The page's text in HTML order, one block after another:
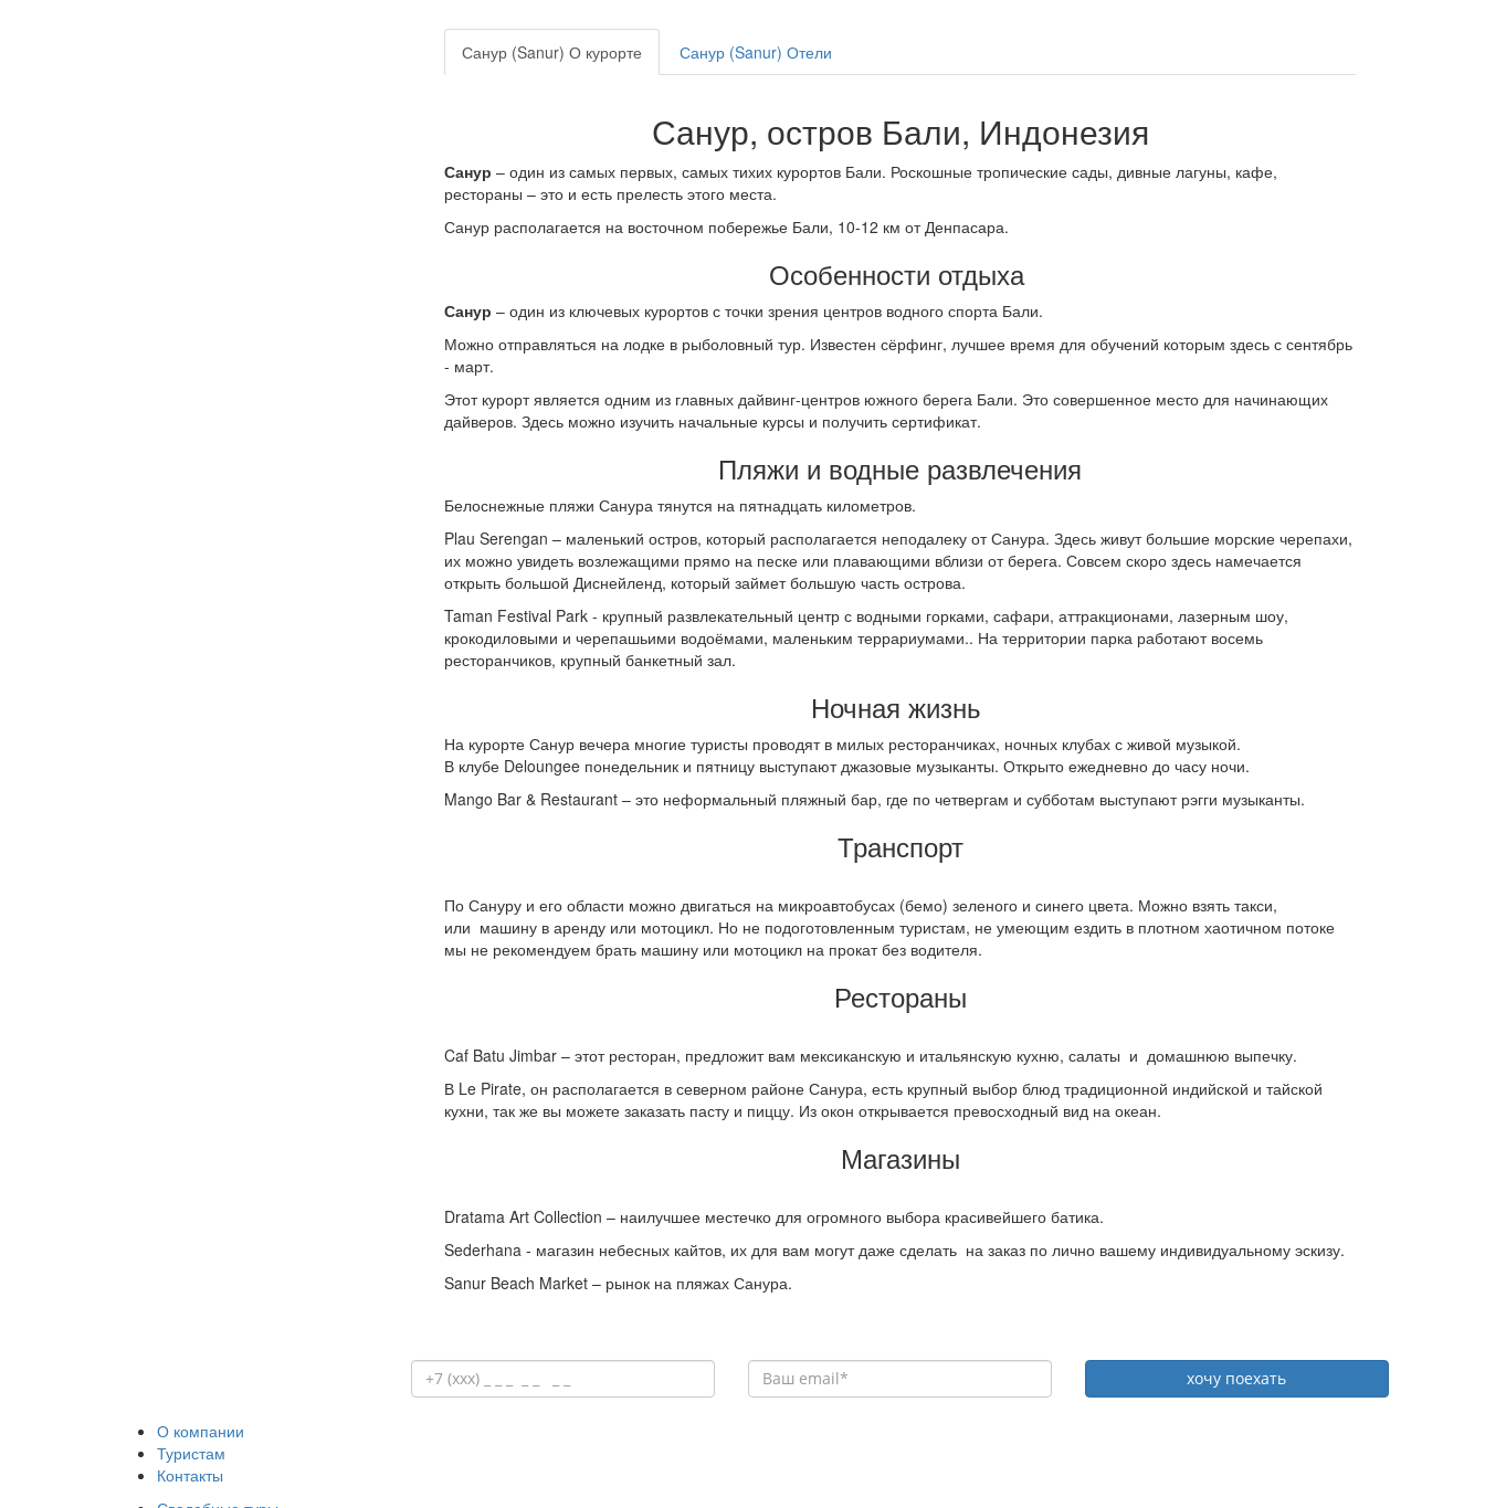
Санур (Sanur) О курорте Санур (Sanur) Отели
Санур, остров Бали, Индонезия
Санур – один из самых первых, самых тихих курортов Бали. Роскошные тропические сады, дивные лагуны, кафе,
рестораны – это и есть прелесть этого места.
Санур располагается на восточном побережье Бали, 10-12 км от Денпасара.
Особенности отдыха
Санур – один из ключевых курортов с точки зрения центров водного спорта Бали.
Можно отправляться на лодке в рыболовный тур. Известен сёрфинг, лучшее время для обучений которым здесь с сентябрь
- март.
Этот курорт является одним из главных дайвинг-центров южного берега Бали. Это совершенное место для начинающих
дайверов. Здесь можно изучить начальные курсы и получить сертификат.
Пляжи и водные развлечения
Белоснежные пляжи Санура тянутся на пятнадцать километров.
Plau Serengan – маленький остров, который располагается неподалеку от Санура. Здесь живут большие морские черепахи,
их можно увидеть возлежащими прямо на песке или плавающими вблизи от берега. Совсем скоро здесь намечается
открыть большой Диснейленд, который займет большую часть острова.
Taman Festival Park - крупный развлекательный центр с водными горками, сафари, аттракционами, лазерным шоу,
крокодиловыми и черепашьими водоёмами, маленьким террариумами.. На территории парка работают восемь
ресторанчиков, крупный банкетный зал.
Ночная жизнь
На курорте Санур вечера многие туристы проводят в милых ресторанчиках, ночных клубах с живой музыкой.
В клубе Deloungee понедельник и пятницу выступают джазовые музыканты. Открыто ежедневно до часу ночи.
Mango Bar & Restaurant – это неформальный пляжный бар, где по четвергам и субботам выступают рэгги музыканты.
Транспорт
По Сануру и его области можно двигаться на микроавтобусах (бемо) зеленого и синего цвета. Можно взять такси,
или машину в аренду или мотоцикл. Но не подоготовленным туристам, не умеющим ездить в плотном хаотичном потоке
мы не рекомендуем брать машину или мотоцикл на прокат без водителя.
Рестораны
Caf Batu Jimbar – этот ресторан, предложит вам мексиканскую и итальянскую кухню, салаты и домашнюю выпечку.
В Le Pirate, он располагается в северном районе Санура, есть крупный выбор блюд традиционной индийской и тайской
кухни, так же вы можете заказать пасту и пиццу. Из окон открывается превосходный вид на океан.
Магазины
Dratama Art Collection – наилучшее местечко для огромного выбора красивейшего батика.
Sederhana - магазин небесных кайтов, их для вам могут даже сделать на заказ по лично вашему индивидуальному эскизу.
Sanur Beach Market – рынок на пляжах Санура.
О компании
Туристам
Контакты